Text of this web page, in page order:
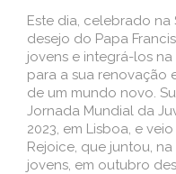
Este dia, celebrado
desejo do Papa
jovens e integrá-los
para a sua renovação
de um mundo novo.
Jornada Mundial da
2023, em Lisboa, e
Rejoice, que juntou,
jovens, em outubro